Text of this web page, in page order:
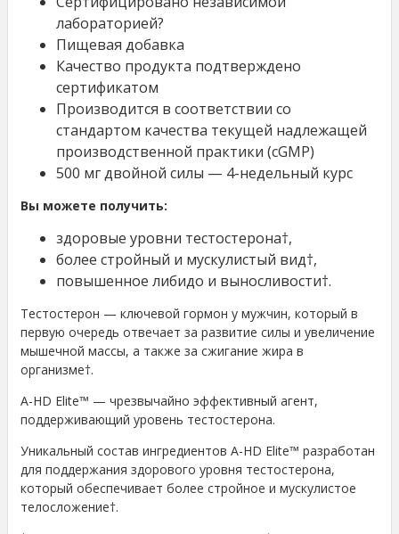
лабораторией?
Пищевая добавка
Качество продукта подтверждено
сертификатом
Производится в соответствии со
стандартом качества текущей надлежащей
производственной практики (cGMP)
500 мг двойной силы — 4-недельный курс
Вы можете получить:
здоровые уровни тестостерона†,
более стройный и мускулистый вид†,
повышенное либидо и выносливости†.
Тестостерон — ключевой гормон у мужчин, который в
первую очередь отвечает за развитие силы и увеличение
мышечной массы, а также за сжигание жира в
организме†.
A-HD Elite™ — чрезвычайно эффективный агент,
поддерживающий уровень тестостерона.
Уникальный состав ингредиентов A-HD Elite™ разработан
для поддержания здорового уровня тестостерона,
который обеспечивает более стройное и мускулистое
телосложение†.